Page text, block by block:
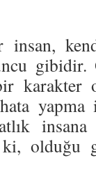
gibidir.
karakter
olduğu